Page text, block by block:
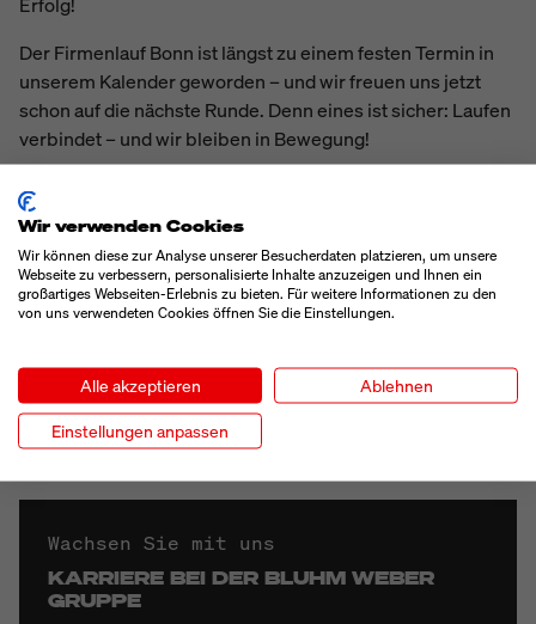
Der Firmenlauf Bonn ist längst zu einem festen Termin in
unserem Kalender geworden – und wir freuen uns jetzt
schon auf die nächste Runde. Denn eines ist sicher: Laufen
verbindet – und wir bleiben in Bewegung!
MÖCHTEN SIE IM NÄCHSTEN JAHR
MIT UNS AN DEN START GEHEN?
Dann schauen Sie doch mal auf
Suche nach motivierten Menschen, die Teil unseres
starken Teams sein möchten!
Wachsen Sie mit uns
KARRIERE BEI DER BLUHM WEBER
GRUPPE
Wir verwenden Cookies
Wir können diese zur Analyse unserer Besucherdaten platzieren, um unsere
Webseite zu verbessern, personalisierte Inhalte anzuzeigen und Ihnen ein
großartiges Webseiten-Erlebnis zu bieten. Für weitere Informationen zu den
von uns verwendeten Cookies öffnen Sie die Einstellungen.
Alle akzeptieren Ablehnen
Einstellungen anpassen